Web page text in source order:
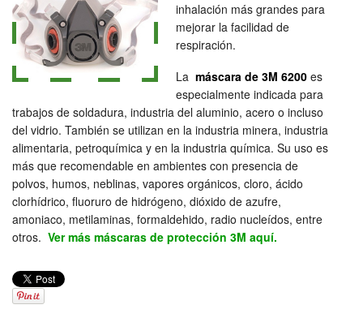
inhalación más grandes para
mejorar la facilidad de
respiración.
La máscara de 3M 6200 es
especialmente indicada para
trabajos de soldadura, industria del aluminio, acero o incluso
del vidrio. También se utilizan en la industria minera, industria
alimentaria, petroquímica y en la industria química. Su uso es
más que recomendable en ambientes con presencia de
polvos, humos, neblinas, vapores orgánicos, cloro, ácido
clorhídrico, fluoruro de hidrógeno, dióxido de azufre,
amoniaco, metilaminas, formaldehido, radio nucleídos, entre
otros. Ver más máscaras de protección 3M aquí.